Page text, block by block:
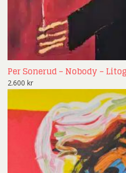
Per Sonerud – Nobody –
2.600 kr